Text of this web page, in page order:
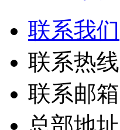
联系我们
联系热线
联系邮箱